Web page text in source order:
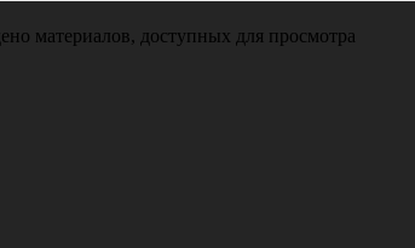
материалов, доступных для просмотра